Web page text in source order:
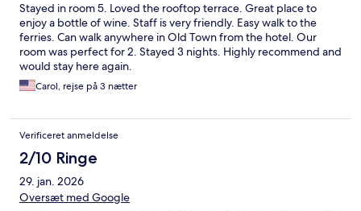
Stayed in room 5. Loved the rooftop terrace. Great place to
enjoy a bottle of wine. Staff is very friendly. Easy walk to the
ferries. Can walk anywhere in Old Town from the hotel. Our
room was perfect for 2. Stayed 3 nights. Highly recommend and
would stay here again.
Carol, rejse på 3 nætter
Verificeret anmeldelse
2/10 Ringe
29. jan. 2026
Oversæt med Google